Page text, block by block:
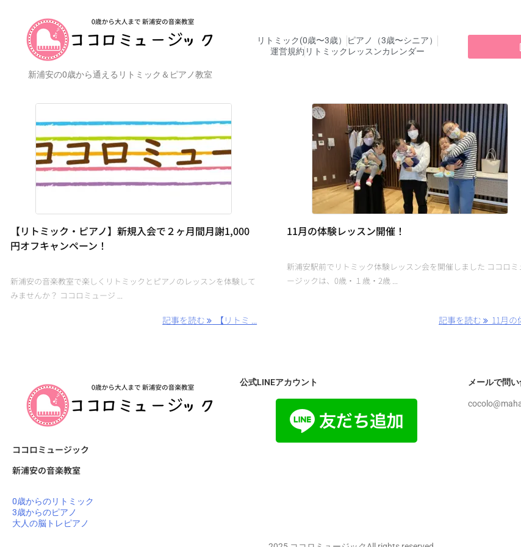
新浦安の0歳から通えるリトミック＆ピアノ教室
リトミック(0歳〜3歳）
ピアノ（3歳〜シニア）
運営規約 リトミックレッスンカレンダー
【リトミック・ピアノ】新規入会で２ヶ月間月謝1,000
円オフキャンペーン！
新浦安の音楽教室で楽しくリトミックとピアノのレッスンを体験して
みませんか？ ココロミュージ ...
記事を読む 【リトミ ...
11月の体験レッスン開催！
新浦安駅前でリトミック体験レッスン会を開催しました ココロミ
ージックは、0歳・１歳・2歳 ...
記事を読む 11月の
ココロミュージック
新浦安の音楽教室
0歳からのリトミック
3歳からのピアノ
大人の脳トレピアノ
公式LINEアカウント メールで問